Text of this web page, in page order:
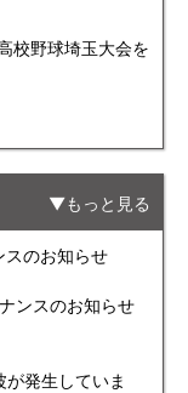
校野球埼玉大会を
もっと見る
のお知らせ
ンスのお知らせ
発生していま